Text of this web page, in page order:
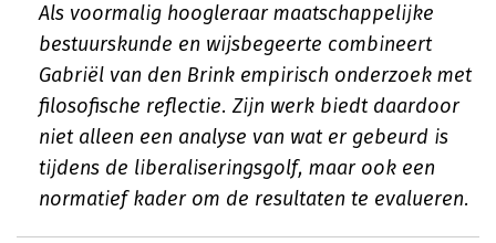
Als voormalig hoogleraar maatschappelijke
bestuurskunde en wijsbegeerte combineert
Gabriël van den Brink empirisch onderzoek met
filosofische reflectie. Zijn werk biedt daardoor
niet alleen een analyse van wat er gebeurd is
tijdens de liberaliseringsgolf, maar ook een
normatief kader om de resultaten te evalueren.